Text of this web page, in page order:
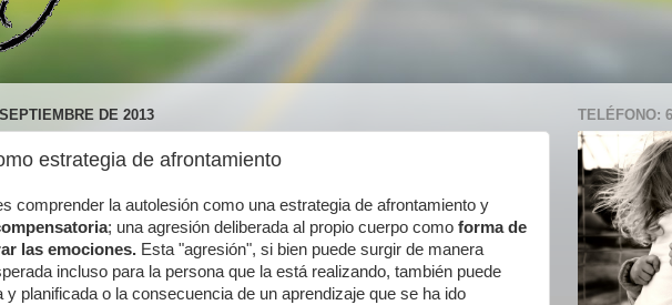
DE 2013
estrategia de afrontamiento
comprender la autolesión como una estrategia de afrontamiento y
; una agresión deliberada al propio cuerpo como forma de
las emociones. Esta "agresión", si bien puede surgir de manera
incluso para la persona que la está realizando, también puede
y planificada o la consecuencia de un aprendizaje que se ha ido
TELÉFONO: